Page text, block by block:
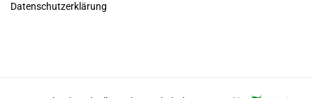
Datenschutz­erklärung